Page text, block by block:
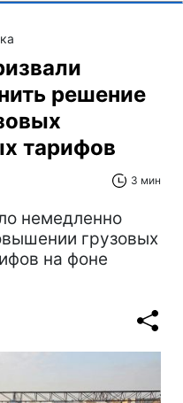
решение
тарифов
3 мин
немедленно
грузовых
на фоне